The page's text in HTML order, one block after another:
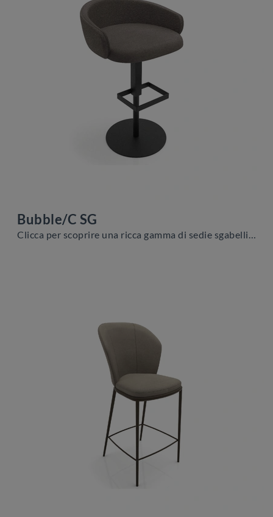
Bubble/C SG
Clicca per scoprire una ricca gamma di sedie sgabelli per stanze design: il modello Bubble/C SG di Zamagna ti attende!